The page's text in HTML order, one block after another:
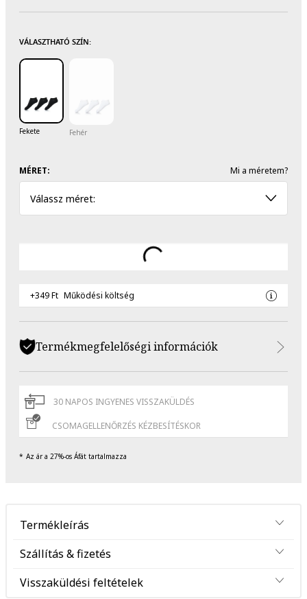
VÁLASZTHATÓ SZÍN:
Fekete Fehér
MÉRET: Mi a méretem?
Válassz méret:
+349 Ft Működési költség
Termékmegfelelőségi információk
30 NAPOS INGYENES VISSZAKÜLDÉS
CSOMAGELLENŐRZÉS KÉZBESÍTÉSKOR
Az ár a 27%-os Áfát tartalmazza
Termékleírás
Szállítás & fizetés
Visszaküldési feltételek